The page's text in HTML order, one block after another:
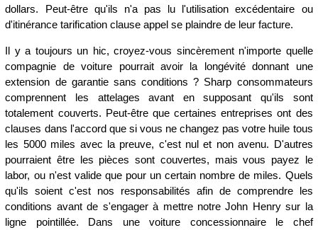
dollars. Peut-être qu'ils n'a pas lu l'utilisation excédentaire ou
d'itinérance tarification clause appel se plaindre de leur facture.
Il y a toujours un hic, croyez-vous sincèrement n'importe quelle
compagnie de voiture pourrait avoir la longévité donnant une
extension de garantie sans conditions ? Sharp consommateurs
comprennent les attelages avant en supposant qu'ils sont
totalement couverts. Peut-être que certaines entreprises ont des
clauses dans l'accord que si vous ne changez pas votre huile tous
les 5000 miles avec la preuve, c'est nul et non avenu. D'autres
pourraient être les pièces sont couvertes, mais vous payez le
labor, ou n'est valide que pour un certain nombre de miles. Quels
qu'ils soient c'est nos responsabilités afin de comprendre les
conditions avant de s'engager à mettre notre John Henry sur la
ligne pointillée. Dans une voiture concessionnaire le chef